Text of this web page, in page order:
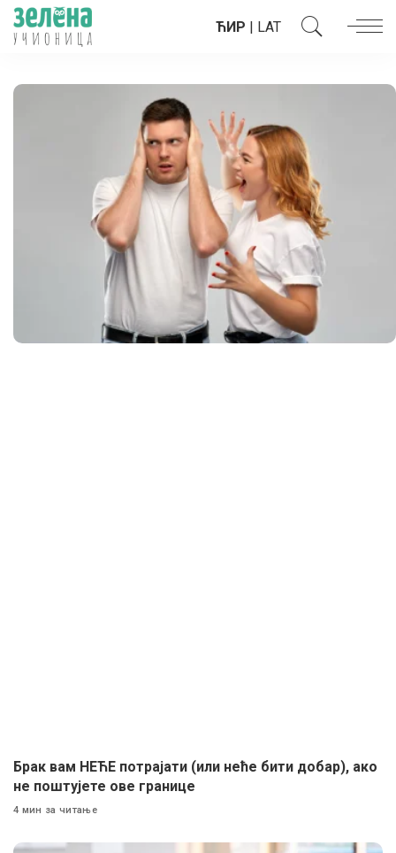
ЋИР | LAT
Брак вам НЕЋЕ потрајати (или неће бити добар), ако
не поштујете ове границе
4 мин за читање